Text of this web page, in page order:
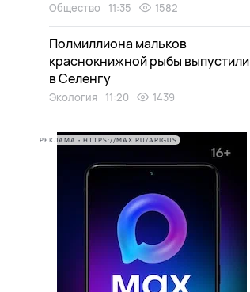
Общество 11:35 1582
Полмиллиона мальков
краснокнижной рыбы выпустили
в Селенгу
Экология 11:20 1439
РЕКЛАМА • HTTPS://MAX.RU/ARIGUS